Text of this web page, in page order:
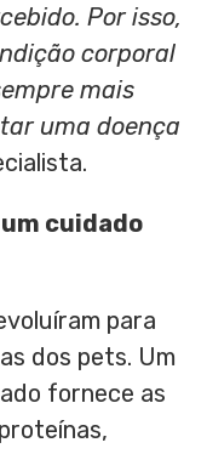
Por isso,
corporal
mais
uma doença
cuidado
para
dos pets. Um
fornece as